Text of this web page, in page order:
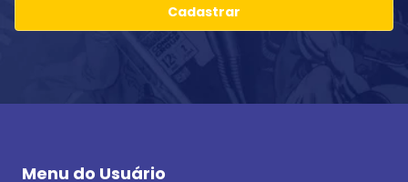
Cadastrar
Menu do Usuário